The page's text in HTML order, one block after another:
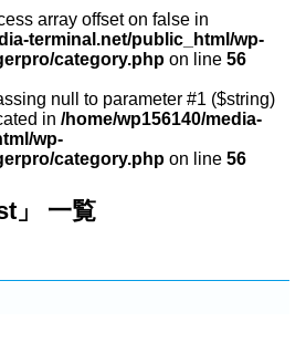
array offset on false in
terminal.net/public_html/wp-
category.php on line 56
null to parameter #1 ($string)
in /home/wp156140/media-
wp-
category.php on line 56
」 一覧